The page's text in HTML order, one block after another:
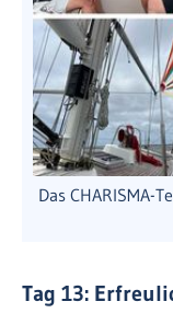
Das CHARISMA-
Tag 13: